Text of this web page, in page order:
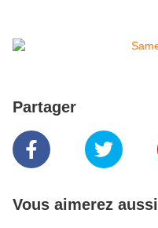
Partager
Vous aimerez aussi